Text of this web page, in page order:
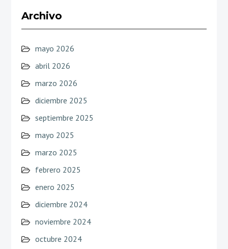
Archivo
mayo 2026
abril 2026
marzo 2026
diciembre 2025
septiembre 2025
mayo 2025
marzo 2025
febrero 2025
enero 2025
diciembre 2024
noviembre 2024
octubre 2024